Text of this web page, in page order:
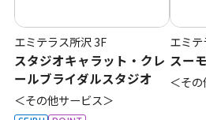
エミテラス所沢3F
スタジオキャラット・クレ
ールブライダルスタジオ
＜その他サービス＞
エミ
スー
＜そ